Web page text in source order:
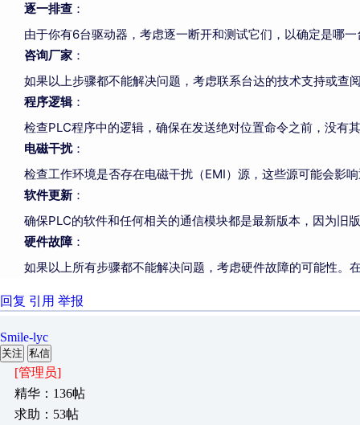
逐一排查 ：
由于你有6台驱动器，考虑逐一断开和测试它们，以确定是哪
咨询厂家 ：
如果以上步骤都不能解决问题，考虑联系台达的技术支持或查
程序逻辑：
检查PLC程序中的逻辑，确保在发送绝对位置命令之前，没有
电磁干扰：
检查工作环境是否存在电磁干扰（EMI）源，这些源可能会影
软件更新 ：
确保PLC的软件和任何相关的通信模块都是最新版本，因为旧
硬件故障：
如果以上所有步骤都不能解决问题，考虑硬件故障的可能性。
回复 引用 举报
Smile-lyc
关注 私信
[管理员]
精华：136帖
求助：53帖